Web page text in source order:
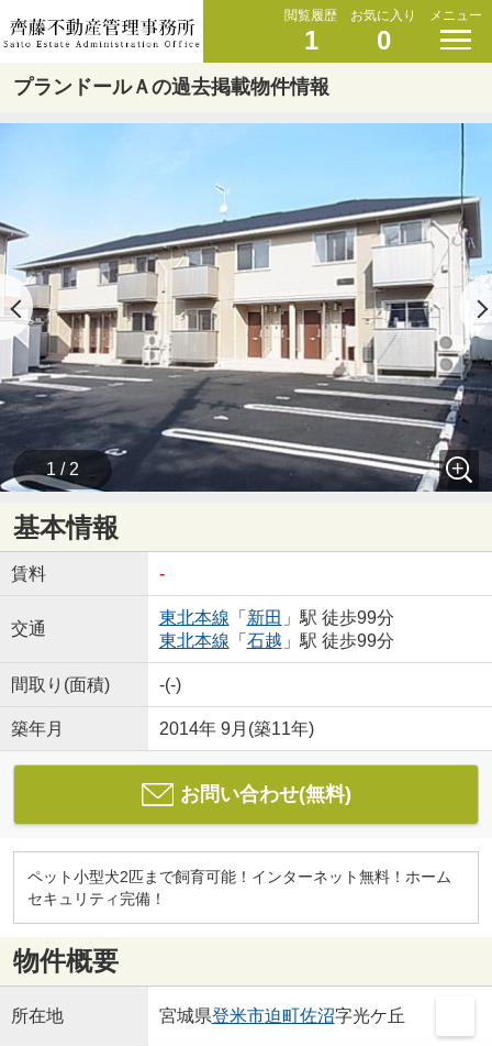
閲覧履歴
1
お気に入り
0
メニュー
プランドールＡの過去掲載物件情報
1 / 2
基本情報
賃料 -
交通
東北本線 「 新田 」駅 徒歩99分
東北本線 「 石越 」駅 徒歩99分
間取り(面積) -(-)
築年月 2014年 9月(築11年)
お問い合わせ(無料)
ペット小型犬2匹まで飼育可能！インターネット無料！ホーム
セキュリティ完備！
物件概要
所在地 宮城県登米市迫町佐沼字光ケ丘